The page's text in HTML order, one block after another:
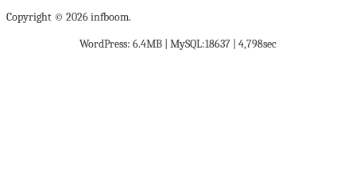
Copyright © 2026 infboom.
WordPress: 6.4MB | MySQL:18637 | 4,798sec